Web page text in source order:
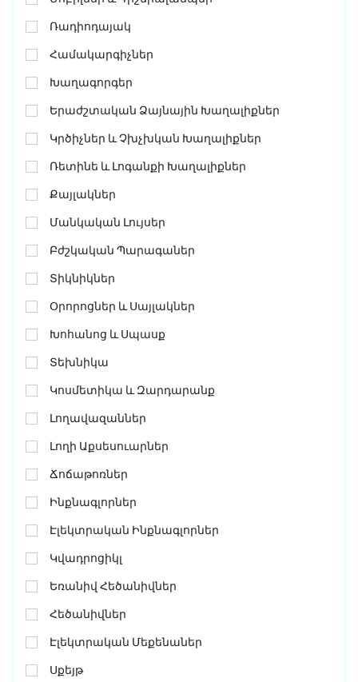
Ռադիոդայակ
Համակարգիչներ
Խաղագորգեր
Երաժշտական Ձայնային Խաղալիքներ
Կրծիչներ ԵՒ Չխչխկան Խաղալիքներ
Ռետինե ԵՒ Լոգանքի Խաղալիքներ
Քայլակներ
Մանկական Լույսեր
Բժշկական Պարագաներ
Տիկնիկներ
Օրորոցներ ԵՒ Սայլակներ
Խոհանոց ԵՒ Սպասք
Տեխնիկա
Կոսմետիկա ԵՒ Զարդարանք
Լողավազաններ
Լողի Աքսեսուարներ
Ճոճաթոռներ
Ինքնագլորներ
Էլեկտրական Ինքնագլորներ
Կվադրոցիկլ
Եռանիվ Հեծանիվներ
Հեծանիվներ
Էլեկտրական Մեքենաներ
Սքեյթ